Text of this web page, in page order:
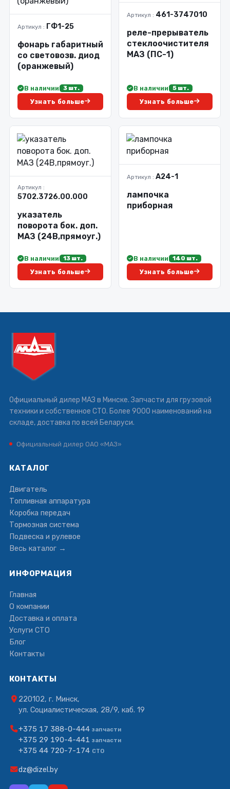
Артикул : ГФ1-25
фонарь габаритный
со световозв. диод
(оранжевый)
В наличии 3 шт.
Узнать больше
Артикул : 461-3747010
реле-прерыватель
стеклоочистителя
МАЗ (ПС-1)
В наличии 5 шт.
Узнать больше
Артикул :
5702.3726.00.000
указатель
поворота бок. доп.
МАЗ (24В,прямоуг.)
В наличии 13 шт.
Узнать больше
Артикул : А24-1
лампочка
приборная
В наличии 140 шт.
Узнать больше
Официальный дилер МАЗ в Минске. Запчасти для грузовой
техники и собственное СТО. Более 9000 наименований на
складе, доставка по всей Беларуси.
Официальный дилер ОАО «МАЗ»
КАТАЛОГ
Двигатель
Топливная аппаратура
Коробка передач
Тормозная система
Подвеска и рулевое
Весь каталог →
ИНФОРМАЦИЯ
Главная
О компании
Доставка и оплата
Услуги СТО
Блог
Контакты
КОНТАКТЫ
220102, г. Минск,
ул. Социалистическая, 28/9, каб. 19
+375 17 388-0-444 запчасти
+375 29 190-4-441 запчасти
+375 44 720-7-174 СТО
dz@dizel.by